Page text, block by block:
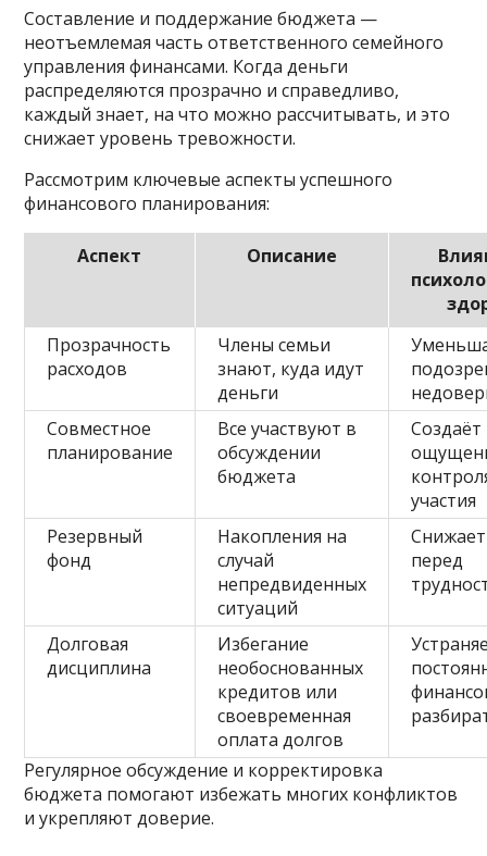
Составление и поддержание бюджета —
неотъемлемая часть ответственного семейного
управления финансами. Когда деньги
распределяются прозрачно и справедливо,
каждый знает, на что можно рассчитывать, и это
снижает уровень тревожности.
Рассмотрим ключевые аспекты успешного
финансового планирования:
Аспект Описание
Прозрачность
расходов
Члены семьи
знают, куда идут
деньги
Совместное
планирование
Все участвуют в
обсуждении
бюджета
Создаёт
участия
Резервный
фонд
Накопления на
случай
непредвиденных
ситуаций
перед
Долговая
дисциплина
Избегание
необоснованных
кредитов или
своевременная
оплата долгов
Регулярное обсуждение и корректировка
бюджета помогают избежать многих конфликтов
и укрепляют доверие.